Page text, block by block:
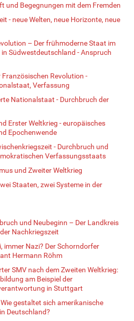
und Begegnungen mit dem Fremden
- neue Welten, neue Horizonte, neue
– Der frühmoderne Staat im
Südwestdeutschland - Anspruch
Französischen Revolution -
Verfassung
Nationalstaat - Durchbruch der
Erster Weltkrieg - europäisches
Epochenwende
- Durchbruch und
Verfassungsstaats
und Zweiter Weltkrieg
Staaten, zwei Systeme in der
und Neubeginn – Der Landkreis
Nachkriegszeit
immer Nazi? Der Schorndorfer
Hermann Röhm
SMV nach dem Zweiten Weltkrieg:
am Beispiel der
in Stuttgart
gestaltet sich amerikanische
Deutschland?